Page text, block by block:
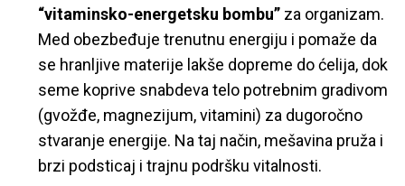
“vitaminsko-energetsku bombu” za organizam.
Med obezbeđuje trenutnu energiju i pomaže da
se hranljive materije lakše dopreme do ćelija, dok
seme koprive snabdeva telo potrebnim gradivom
(gvožđe, magnezijum, vitamini) za dugoročno
stvaranje energije. Na taj način, mešavina pruža i
brzi podsticaj i trajnu podršku vitalnosti.